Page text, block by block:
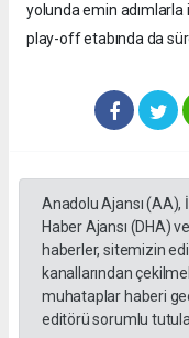
yolunda emin adımlarla
play-off etabında da
Anadolu Ajansı (AA),
Haber Ajansı (DHA)
haberler, sitemizin
kanallarından
muhataplar haberi
editörü sorumlu